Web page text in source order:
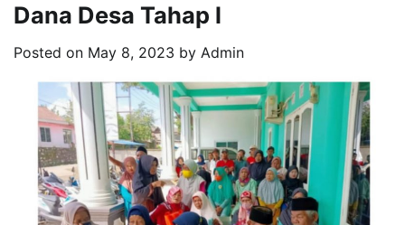
Dana Desa Tahap l
Posted on May 8, 2023 by Admin